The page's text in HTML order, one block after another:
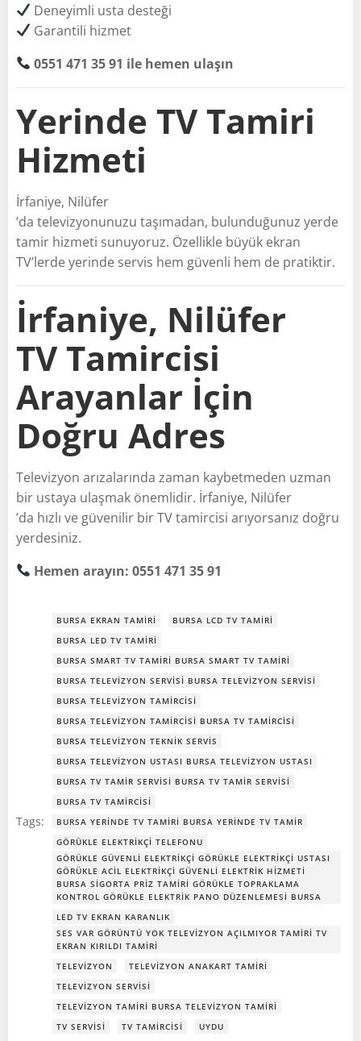
Deneyimli usta desteği
Garantili hizmet
0551 471 35 91 ile hemen ulaşın
Yerinde TV Tamiri
Hizmeti
İrfaniye, Nilüfer
’da televizyonunuzu taşımadan, bulunduğunuz yerde
tamir hizmeti sunuyoruz. Özellikle büyük ekran
TV’lerde yerinde servis hem güvenli hem de pratiktir.
İrfaniye, Nilüfer
TV Tamircisi
Arayanlar İçin
Doğru Adres
Televizyon arızalarında zaman kaybetmeden uzman
bir ustaya ulaşmak önemlidir. İrfaniye, Nilüfer
’da hızlı ve güvenilir bir TV tamircisi arıyorsanız doğru
yerdesiniz.
Hemen arayın: 0551 471 35 91
Tags:
BURSA EKRAN TAMIRI
BURSA LCD TV TAMIRI
BURSA LED TV TAMIRI
BURSA SMART TV TAMIRI BURSA SMART TV TAMIRI
BURSA TELEVIZYON SERVISI BURSA TELEVIZYON SERVISI
BURSA TELEVIZYON TAMIRCISI
BURSA TELEVIZYON TAMIRCISI BURSA TV TAMIRCISI
BURSA TELEVIZYON TEKNIK SERVIS
BURSA TELEVIZYON USTASI BURSA TELEVIZYON USTASI
BURSA TV TAMIR SERVISI BURSA TV TAMIR SERVISI
BURSA TV TAMIRCISI
BURSA YERINDE TV TAMIRI BURSA YERINDE TV TAMIR
GÖRÜKLE ELEKTRIKÇI TELEFONU
GÖRÜKLE GÜVENLI ELEKTRIKÇI GÖRÜKLE ELEKTRIKÇI USTASI
GÖRÜKLE ACIL ELEKTRIKÇI GÜVENLI ELEKTRIK HIZMETI
BURSA SIGORTA PRIZ TAMIRI GÖRÜKLE TOPRAKLAMA
KONTROL GÖRÜKLE ELEKTRIK PANO DÜZENLEMESI BURSA
LED TV EKRAN KARANLIK
SES VAR GÖRÜNTÜ YOK TELEVIZYON AÇILMIYOR TAMIRI TV
EKRAN KIRILDI TAMIRI
TELEVIZYON
TELEVIZYON ANAKART TAMIRI
TELEVIZYON SERVISI
TELEVIZYON TAMIRI BURSA TELEVIZYON TAMIRI
TV SERVISI
TV TAMIRCISI UYDU